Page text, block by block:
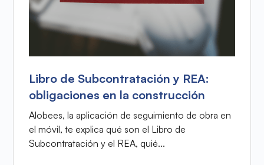
Libro de Subcontratación y REA:
obligaciones en la construcción
Alobees, la aplicación de seguimiento de obra en
el móvil, te explica qué son el Libro de
Subcontratación y el REA, quié...